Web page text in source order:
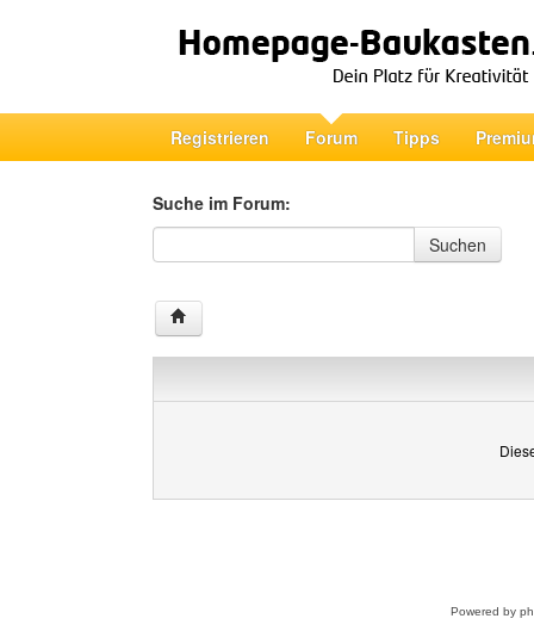
Registrieren Forum Tipps
Suche im Forum:
Suche im Forum
Suchen
Powered by